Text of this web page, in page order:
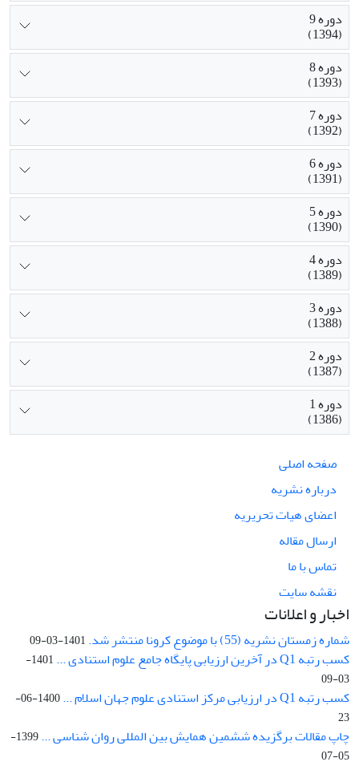
دوره 9
(1394)
دوره 8
(1393)
دوره 7
(1392)
دوره 6
(1391)
دوره 5
(1390)
دوره 4
(1389)
دوره 3
(1388)
دوره 2
(1387)
دوره 1
(1386)
صفحه اصلی
درباره نشریه
اعضای هیات تحریریه
ارسال مقاله
تماس با ما
نقشه سایت
اخبار و اعلانات
شماره زمستان نشریه (55) با موضوع کرونا منتشر شد. 1401-03-09
کسب رتبه Q1 در آخرین ارزیابی پایگاه جامع علوم استنادی ...
1401-
03-09
کسب رتبه Q1 در ارزیابی مرکز استنادی علوم جهان اسلام ...
1400-06-
23
چاپ مقالات برگزیده ششمین همایش بین المللی روان شناسی ...
1399-
05-07